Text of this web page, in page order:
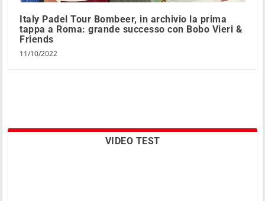
Italy Padel Tour Bombeer, in archivio la prima
tappa a Roma: grande successo con Bobo Vieri &
Friends
11/10/2022
VIDEO TEST